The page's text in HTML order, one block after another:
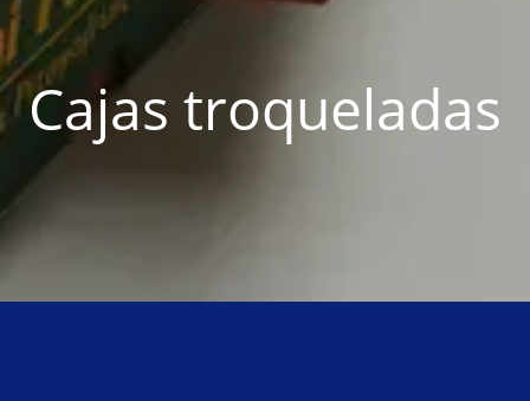
Cajas troqueladas